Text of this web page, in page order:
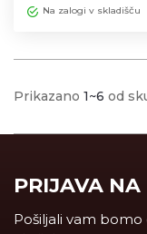
Na zalogi v skladišču
Prikazano 1~6 od
PRIJAVA NA
Pošiljali vam